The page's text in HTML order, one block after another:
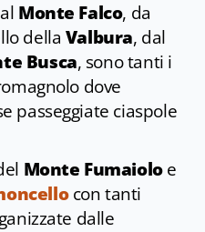
Monte Falco, da
della Valbura, dal
Busca, sono tanti i
dove
passeggiate ciaspole
Monte Fumaioloe
con tanti
dalle